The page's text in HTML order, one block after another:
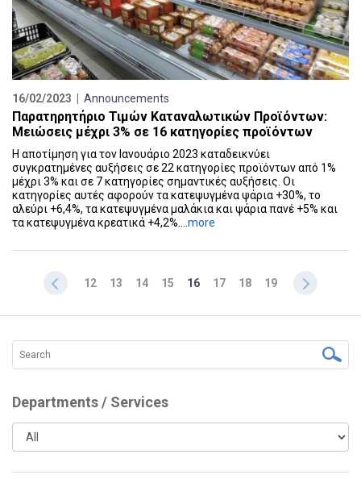
16/02/2023 | Announcements
Παρατηρητήριο Τιμών Καταναλωτικών Προϊόντων:
Μειώσεις μέχρι 3% σε 16 κατηγορίες προϊόντων
Η αποτίμηση για τον Ιανουάριο 2023 καταδεικνύει
συγκρατημένες αυξήσεις σε 22 κατηγορίες προϊόντων από 1%
μέχρι 3% και σε 7 κατηγορίες σημαντικές αυξήσεις. Οι
κατηγορίες αυτές αφορούν τα κατεψυγμένα ψάρια +30%, το
αλεύρι +6,4%, τα κατεψυγμένα μαλάκια και ψάρια πανέ +5% και
τα κατεψυγμένα κρεατικά +4,2%.... more
12 13 14 15 16 17 18 19
Departments / Services